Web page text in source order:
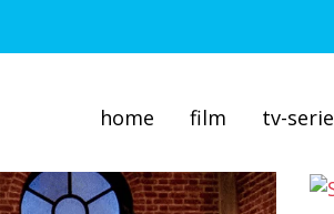
home film tv-serie